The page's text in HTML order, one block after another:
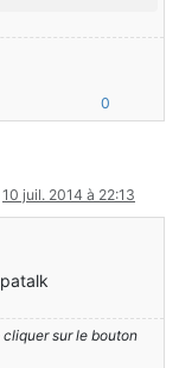
0
10 juil. 2014 à 22:13
sur le bouton